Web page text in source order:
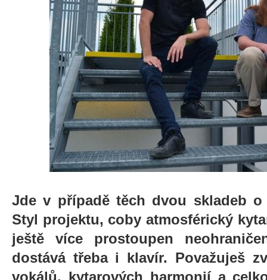
Jde v případě těch dvou skladeb o
Styl projektu, coby atmosférický
ještě více prostoupen
dostává třeba i klavír. Považuješ
vokálů, kytarových harmonií a